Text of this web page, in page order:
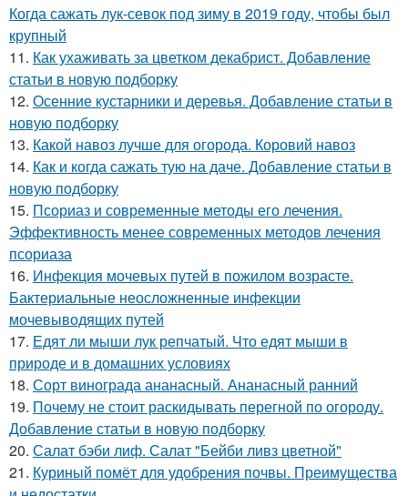
Когда сажать лук-севок под зиму в 2019 году, чтобы был
крупный
11. Как ухаживать за цветком декабрист. Добавление
статьи в новую подборку
12. Осенние кустарники и деревья. Добавление статьи в
новую подборку
13. Какой навоз лучше для огорода. Коровий навоз
14. Как и когда сажать тую на даче. Добавление статьи в
новую подборку
15. Псориаз и современные методы его лечения.
Эффективность менее современных методов лечения
псориаза
16. Инфекция мочевых путей в пожилом возрасте.
Бактериальные неосложненные инфекции
мочевыводящих путей
17. Едят ли мыши лук репчатый. Что едят мыши в
природе и в домашних условиях
18. Сорт винограда ананасный. Ананасный ранний
19. Почему не стоит раскидывать перегной по огороду.
Добавление статьи в новую подборку
20. Салат бэби лиф. Салат "Бейби ливз цветной"
21. Куриный помёт для удобрения почвы. Преимущества